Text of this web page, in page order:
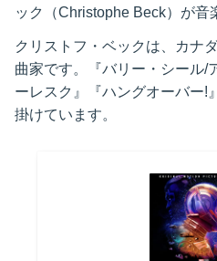
ック（Christophe Beck）が音
クリストフ・ベックは、カナ
曲家です。『バリー・シール/
ーレスク』『ハングオーバー!
掛けています。